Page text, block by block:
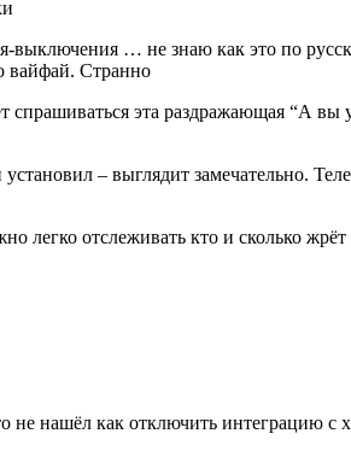
выключения … не знаю как это по
вайфай. Странно
эта раздражающая “А вы
– выглядит замечательно.
легко отслеживать кто и сколько жрёт
не нашёл как отключить интеграцию с